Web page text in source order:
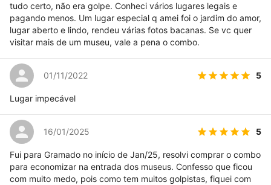
tudo certo, não era golpe. Conheci vários lugares legais e
pagando menos. Um lugar especial q amei foi o jardim do amor,
lugar aberto e lindo, rendeu várias fotos bacanas. Se vc quer
visitar mais de um museu, vale a pena o combo.
01/11/2022 5
Lugar impecável
16/01/2025 5
Fui para Gramado no início de Jan/25, resolvi comprar o combo
para economizar na entrada dos museus. Confesso que ficou
com muito medo, pois como tem muitos golpistas, fiquei com